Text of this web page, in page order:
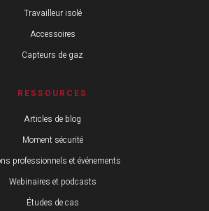
Travailleur isolé
Accessoires
Capteurs de gaz
RESSOURCES
Articles de blog
Moment sécurité
professionnels et événements
Webinaires et podcasts
Études de cas